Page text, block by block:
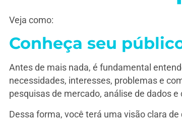
Veja como:
Conheça seu
Antes de mais nada, é fundamental
necessidades, interesses, problemas e
pesquisas de mercado, análise de dados e
Dessa forma, você terá uma visão clara